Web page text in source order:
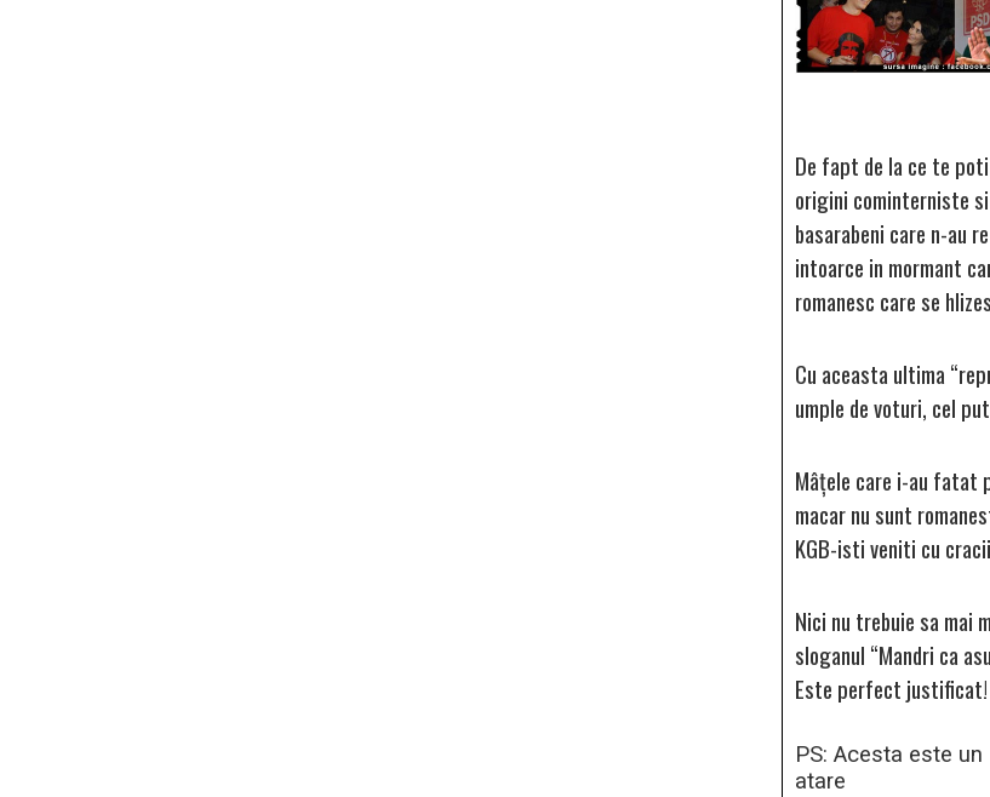
De fapt de la ce te
origini cominterniste
basarabeni care n-au
intoarce in mormant
romanesc care se
Cu aceasta ultima
umple de voturi, cel
Mâţele care i-au fatat
macar nu sunt
KGB-isti veniti cu
Nici nu trebuie sa mai
sloganul “Mandri ca
Este perfect justificat!
PS: Acesta este
atare